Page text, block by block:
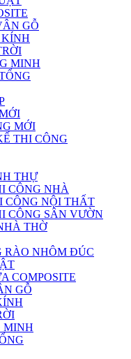
GỖ
KÍNH
MINH
MỚI
THI CÔNG
THỰ
CÔNG NHÀ
CÔNG NỘI THẤT
CÔNG SÂN VƯỜN
THỜ
RÀO NHÔM ĐÚC
COMPOSITE
GỖ
MINH